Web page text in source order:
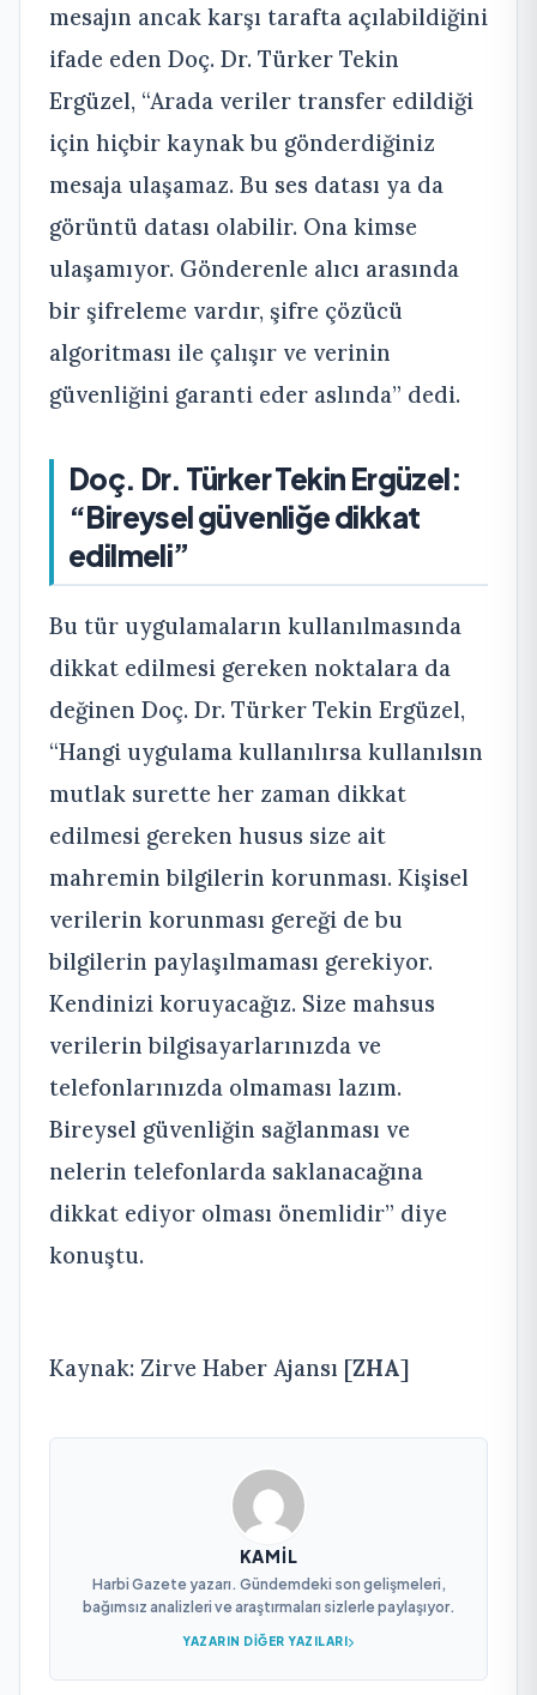
mesajın ancak karşı tarafta açılabildiğini
ifade eden Doç. Dr. Türker Tekin
Ergüzel, “Arada veriler transfer edildiği
için hiçbir kaynak bu gönderdiğiniz
mesaja ulaşamaz. Bu ses datası ya da
görüntü datası olabilir. Ona kimse
ulaşamıyor. Gönderenle alıcı arasında
bir şifreleme vardır, şifre çözücü
algoritması ile çalışır ve verinin
güvenliğini garanti eder aslında” dedi.
Doç. Dr. Türker Tekin Ergüzel:
“Bireysel güvenliğe dikkat
edilmeli”
Bu tür uygulamaların kullanılmasında
dikkat edilmesi gereken noktalara da
değinen Doç. Dr. Türker Tekin Ergüzel,
“Hangi uygulama kullanılırsa kullanılsın
mutlak surette her zaman dikkat
edilmesi gereken husus size ait
mahremin bilgilerin korunması. Kişisel
verilerin korunması gereği de bu
bilgilerin paylaşılmaması gerekiyor.
Kendinizi koruyacağız. Size mahsus
verilerin bilgisayarlarınızda ve
telefonlarınızda olmaması lazım.
Bireysel güvenliğin sağlanması ve
nelerin telefonlarda saklanacağına
dikkat ediyor olması önemlidir” diye
konuştu.
Kaynak: Zirve Haber Ajansı [ZHA]
KAMIL
Harbi Gazete yazarı. Gündemdeki son gelişmeleri,
bağımsız analizleri ve araştırmaları sizlerle paylaşıyor.
YAZARIN DIĞER YAZILARI